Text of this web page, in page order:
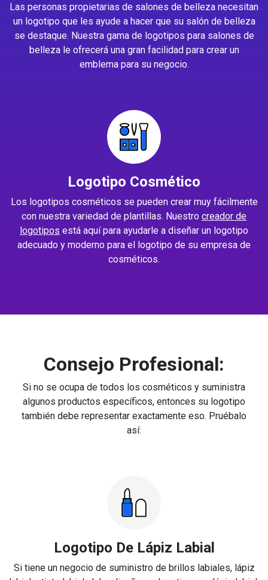
Las personas propietarias de salones de belleza necesitan
un logotipo que les ayude a hacer que su salón de belleza
se destaque. Nuestra gama de logotipos para salones de
belleza le ofrecerá una gran facilidad para crear un
emblema para su negocio.
Logotipo Cosmético
Los logotipos cosméticos se pueden crear muy fácilmente
con nuestra variedad de plantillas. Nuestro creador de
logotipos está aquí para ayudarle a diseñar un logotipo
adecuado y moderno para el logotipo de su empresa de
cosméticos.
Consejo Profesional:
Si no se ocupa de todos los cosméticos y suministra
algunos productos específicos, entonces su logotipo
también debe representar exactamente eso. Pruébalo
así:
Logotipo De Lápiz Labial
Si tiene un negocio de suministro de brillos labiales, lápiz